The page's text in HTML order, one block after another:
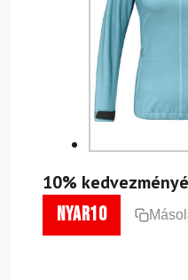
10%
nyar10